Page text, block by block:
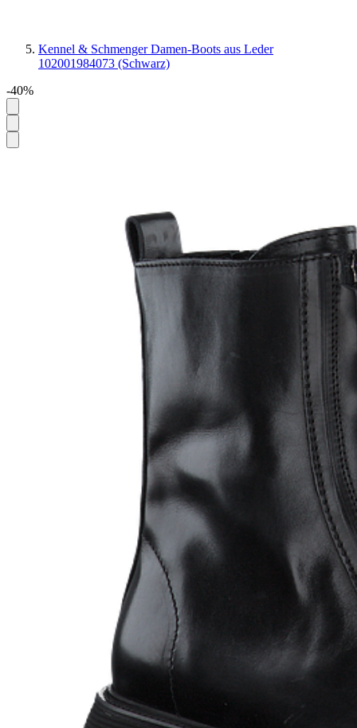
Kennel & Schmenger Damen-Boots aus Leder
102001984073 (Schwarz)
-40%